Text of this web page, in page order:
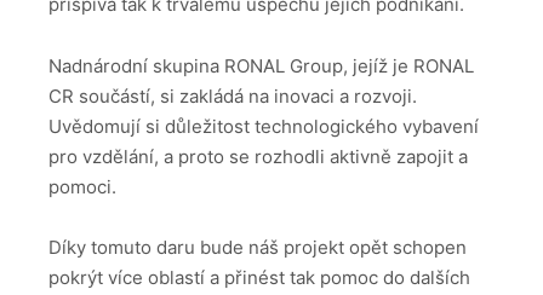
přispívá tak k trvalému úspěchu jejich podnikání.
Nadnárodní skupina RONAL Group, jejíž je RONAL
CR součástí, si zakládá na inovaci a rozvoji.
Uvědomují si důležitost technologického vybavení
pro vzdělání, a proto se rozhodli aktivně zapojit a
pomoci.
Díky tomuto daru bude náš projekt opět schopen
pokrýt více oblastí a přinést tak pomoc do dalších